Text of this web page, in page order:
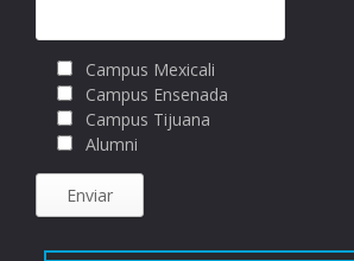
Campus Mexicali
Campus Ensenada
Campus Tijuana
Alumni